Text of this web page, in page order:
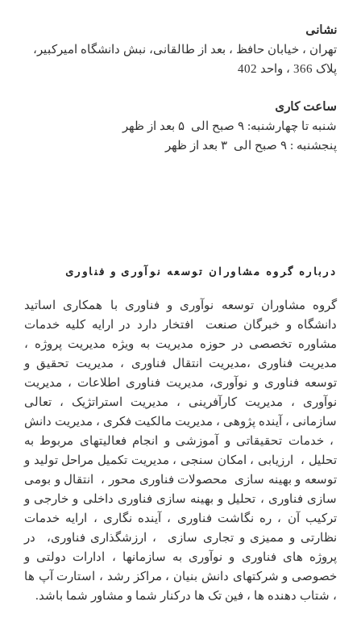
نشانی
تهران ، خیابان حافظ ، بعد از طالقانی، نبش دانشگاه امیرکبیر،
پلاک 366 ، واحد 402
ساعت کاری
شنبه تا چهارشنبه: ۹ صبح الی ۵ بعد از ظهر
پنجشنبه : ۹ صبح الی ۳ بعد از ظهر
درباره گروه مشاوران توسعه نوآوری و فناوری
گروه مشاوران توسعه نوآوری و فناوری با همکاری اساتید
دانشگاه و خبرگان صنعت افتخار دارد در ارایه کلیه خدمات
مشاوره تخصصی در حوزه مدیریت به ویژه مدیریت پروژه ،
مدیریت فناوری ،مدیریت انتقال فناوری ، مدیریت تحقیق و
توسعه فناوری و نوآوری، مدیریت فناوری اطلاعات ، مدیریت
نوآوری ، مدیریت کارآفرینی ، مدیریت استراتژیک ، تعالی
سازمانی ، آینده پژوهی ، مدیریت مالکیت فکری ، مدیریت دانش
، خدمات تحقیقاتی و آموزشی و انجام فعالیتهای مربوط به
تحلیل ، ارزیابی ، امکان سنجی ، مدیریت تکمیل مراحل تولید و
توسعه و بهینه سازی محصولات فناوری محور ، انتقال و بومی
سازی فناوری ، تحلیل و بهینه سازی فناوری داخلی و خارجی و
ترکیب آن ، ره نگاشت فناوری ، آینده نگاری ، ارایه خدمات
نظارتی و ممیزی و تجاری سازی ، ارزشگذاری فناوری، در
پروژه های فناوری و نوآوری به سازمانها ، ادارات دولتی و
خصوصی و شرکتهای دانش بنیان ، مراکز رشد ، استارت آپ ها
، شتاب دهنده ها ، فین تک ها درکنار شما و مشاور شما باشد.